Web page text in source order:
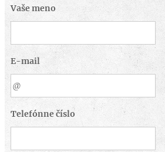
Vaše meno
E-mail
Telefónne číslo